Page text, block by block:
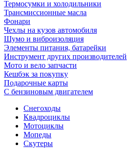
Термосумки и холодильники
Трансмиссионные масла
Фонари
Чехлы на кузов автомобиля
Шумо и виброизоляция
Элементы питания, батарейки
Инструмент других производителей
Мото и вело запчасти
Кешбэк за покупку
Подарочные карты
С бензиновым двигателем
Снегоходы
Квадроциклы
Мотоциклы
Мопеды
Скутеры